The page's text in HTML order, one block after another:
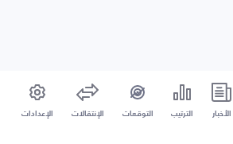
الأخبار الترتيب التوقعات الإنتقالات الإعدادات